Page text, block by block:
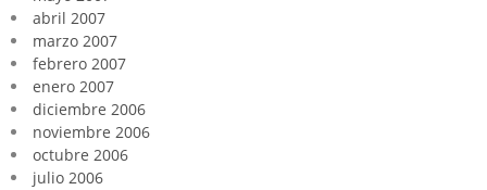
abril 2007
marzo 2007
febrero 2007
enero 2007
diciembre 2006
noviembre 2006
octubre 2006
julio 2006